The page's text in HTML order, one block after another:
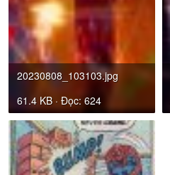
20230808_103103.jpg
61.4 KB · Đọc: 624